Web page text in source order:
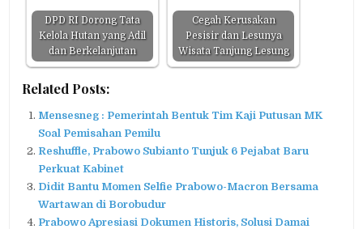
DPD RI Dorong Tata
Kelola Hutan yang Adil
dan Berkelanjutan
Cegah Kerusakan
Pesisir dan Lesunya
Wisata Tanjung Lesung
Related Posts:
Mensesneg : Pemerintah Bentuk Tim Kaji Putusan MK
Soal Pemisahan Pemilu
Reshuffle, Prabowo Subianto Tunjuk 6 Pejabat Baru
Perkuat Kabinet
Didit Bantu Momen Selfie Prabowo-Macron Bersama
Wartawan di Borobudur
Prabowo Apresiasi Dokumen Historis, Solusi Damai